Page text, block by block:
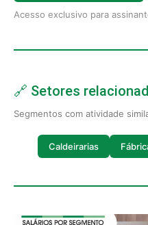
Acesso exclusivo para
🔗 Setores
Segmentos com atividade
Caldeirarias